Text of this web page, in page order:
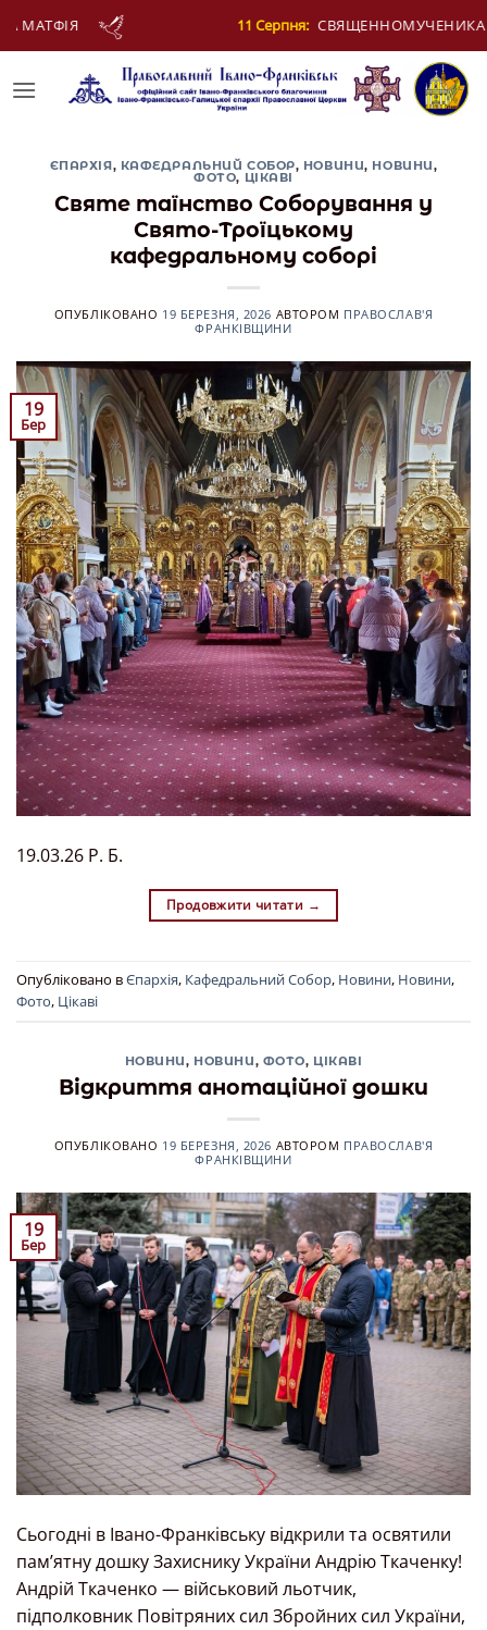
СВЯЩЕННОМУЧЕНИКА ЄВПЛА, АРХІДИЯКОНА
ЄПАРХІЯ, КАФЕДРАЛЬНИЙ СОБОР, НОВИНИ, НОВИНИ,
ФОТО, ЦІКАВІ
Святе таїнство Соборування у
Свято-Троїцькому
кафедральному соборі
ОПУБЛІКОВАНО 19 БЕРЕЗНЯ, 2026 АВТОРОМ ПРАВОСЛАВ'Я
ФРАНКІВЩИНИ
19
Бер
19.03.26 Р. Б.
Продовжити читати →
Опубліковано вЄпархія, Кафедральний Собор, Новини, Новини,
Фото, Цікаві
НОВИНИ, НОВИНИ, ФОТО, ЦІКАВІ
Відкриття анотаційної дошки
ОПУБЛІКОВАНО 19 БЕРЕЗНЯ, 2026 АВТОРОМ ПРАВОСЛАВ'Я
ФРАНКІВЩИНИ
19
Бер
Сьогодні в Івано-Франківську відкрили та освятили
пам’ятну дошку Захиснику України Андрію Ткаченку!
Андрій Ткаченко — військовий льотчик,
підполковник Повітряних сил Збройних сил України,